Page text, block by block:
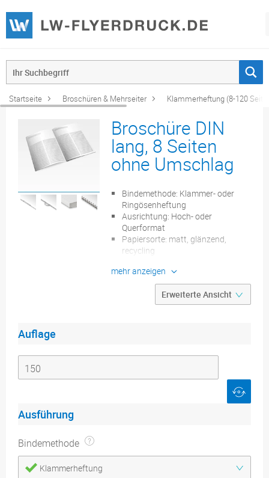
Startseite Broschüren & Mehrseiter Klammerheftung (8-120
Broschüre DIN
lang, 8 Seiten
ohne Umschlag
Bindemethode: Klammer- oder
Ringösenheftung
Ausrichtung: Hoch- oder
Querformat
Papiersorte: matt, glänzend,
recycling
Umschlag
Farbigkeit: 4/4-farbig oder 1/1-
mehr anzeigen
Auflage
Ausführung
Bindemethode
Klammerheftung